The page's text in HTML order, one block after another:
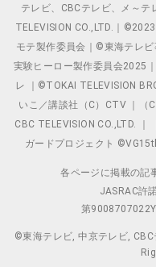
テレビ、CBCテレビ、メ～
TELEVISION CO.,LTD.｜
モテ製作委員会｜©東海テレ
実験ヒーロー製作委員会2025
レ ｜©TOKAI TELEVISION
いこ／講談社（C）CTV ｜（
CBC TELEVISION CO.,LTD.
ガードプロジェクト
各ページに掲載の記
JASRAC許
第
©東海テレビ, 中京テレビ,